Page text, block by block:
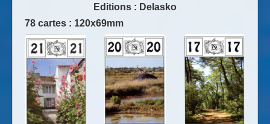
Editions : Delasko
78 cartes : 120x69mm